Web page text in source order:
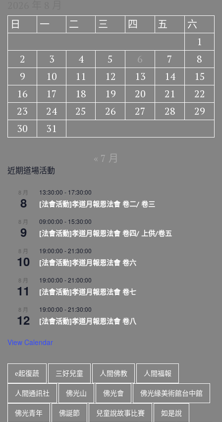
日
一 二 三 四 五
六
1
2
3 4 5 6 7
8
9
10 11 12 13 14
15
16
17 18 19 20 21
22
23
24 25 26 27 28
29
30
31
« 7 月
近期道場活動
8 月
8
13:30:00 - 17:30:00
[法會活動]孝道月報恩法會 卷二/ 卷三
8 月
9
09:00:00 - 15:30:00
[法會活動]孝道月報恩法會 卷四/ 上供/卷五
8 月
10
19:00:00 -21:30:00
[法會活動]孝道月報恩法會 卷六
8 月
11
19:00:00 -21:00:00
[法會活動]孝道月報恩法會 卷七
8 月
12
19:00:00 -21:30:00
[法會活動]孝道月報恩法會 卷八
View Calendar
e起復蔬 三好兒童 人間佛教 人間福報
人間通訊社 佛光山 佛光會 佛光緣美術館台中館
佛光青年 佛誕節 兒童說故事比賽 如是說